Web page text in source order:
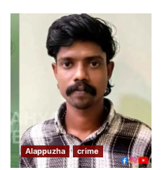
Alappuzha crime